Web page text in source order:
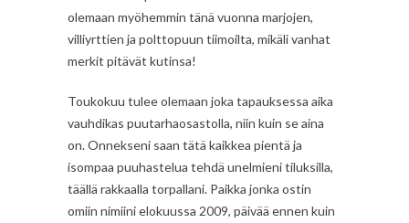
olemaan myöhemmin tänä vuonna marjojen,
villiyrttien ja polttopuun tiimoilta, mikäli vanhat
merkit pitävät kutinsa!
Toukokuu tulee olemaan joka tapauksessa aika
vauhdikas puutarhaosastolla, niin kuin se aina
on. Onnekseni saan tätä kaikkea pientä ja
isompaa puuhastelua tehdä unelmieni tiluksilla,
täällä rakkaalla torpallani. Paikka jonka ostin
omiin nimiini elokuussa 2009, päivää ennen kuin